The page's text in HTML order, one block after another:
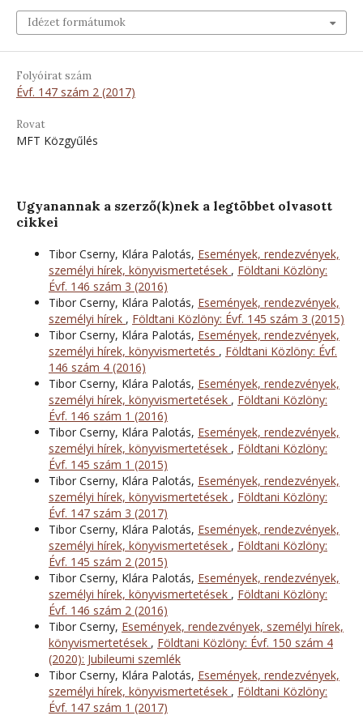
Idézet formátumok
Folyóirat szám
Évf. 147 szám 2 (2017)
Rovat
MFT Közgyűlés
Ugyanannak a szerző(k)nek a legtöbbet olvasott
cikkei
Tibor Cserny, Klára Palotás, Események, rendezvények,
személyi hírek, könyvismertetések , Földtani Közlöny:
Évf. 146 szám 3 (2016)
Tibor Cserny, Klára Palotás, Események, rendezvények,
személyi hírek , Földtani Közlöny: Évf. 145 szám 3 (2015)
Tibor Cserny, Klára Palotás, Események, rendezvények,
személyi hírek, könyvismertetés , Földtani Közlöny: Évf.
146 szám 4 (2016)
Tibor Cserny, Klára Palotás, Események, rendezvények,
személyi hírek, könyvismertetések , Földtani Közlöny:
Évf. 146 szám 1 (2016)
Tibor Cserny, Klára Palotás, Események, rendezvények,
személyi hírek, könyvismertetések , Földtani Közlöny:
Évf. 145 szám 1 (2015)
Tibor Cserny, Klára Palotás, Események, rendezvények,
személyi hírek, könyvismertetések , Földtani Közlöny:
Évf. 147 szám 3 (2017)
Tibor Cserny, Klára Palotás, Események, rendezvények,
személyi hírek, könyvismertetések , Földtani Közlöny:
Évf. 145 szám 2 (2015)
Tibor Cserny, Klára Palotás, Események, rendezvények,
személyi hírek, könyvismertetések , Földtani Közlöny:
Évf. 146 szám 2 (2016)
Tibor Cserny, Események, rendezvények, személyi hírek,
könyvismertetések , Földtani Közlöny: Évf. 150 szám 4
(2020): Jubileumi szemlék
Tibor Cserny, Klára Palotás, Események, rendezvények,
személyi hírek, könyvismertetések , Földtani Közlöny:
Évf. 147 szám 1 (2017)